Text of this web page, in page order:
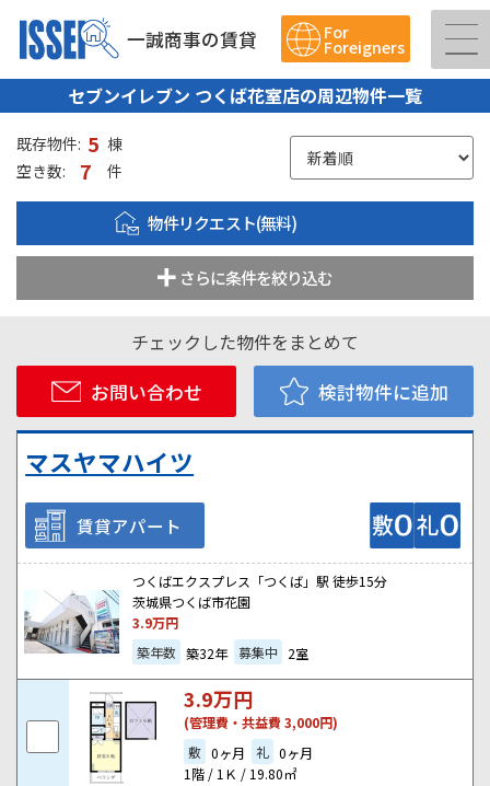
一誠商事の賃貸 For
Foreigners
セブンイレブン つくば花室店の周辺物件一覧
既存物件: 5 棟
空き数:
7 件
物件リクエスト(無料)
さらに条件を絞り込む
チェックした物件をまとめて
お問い合わせ
検討物件に追加
マスヤマハイツ
賃貸アパート
つくばエクスプレス「つくば」駅 徒歩15分
茨城県つくば市花園
3.9万円
築年数 築32年 募集中 2室
3.9万円
(管理費・共益費 3,000円)
敷 0ヶ月 礼 0ヶ月
1階 / 1Ｋ / 19.80㎡